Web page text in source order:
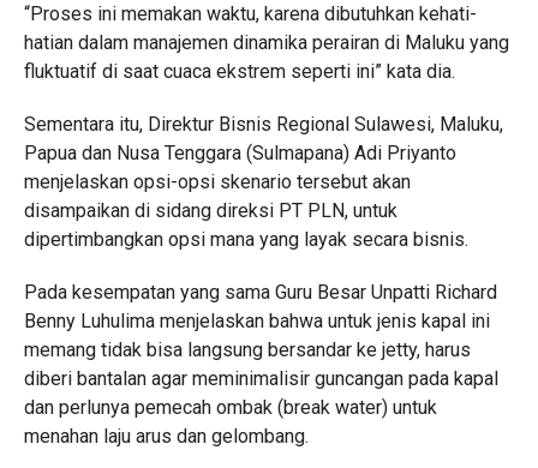
“Proses ini memakan waktu, karena dibutuhkan kehati-
hatian dalam manajemen dinamika perairan di Maluku yang
fluktuatif di saat cuaca ekstrem seperti ini” kata dia.
Sementara itu, Direktur Bisnis Regional Sulawesi, Maluku,
Papua dan Nusa Tenggara (Sulmapana) Adi Priyanto
menjelaskan opsi-opsi skenario tersebut akan
disampaikan di sidang direksi PT PLN, untuk
dipertimbangkan opsi mana yang layak secara bisnis.
Pada kesempatan yang sama Guru Besar Unpatti Richard
Benny Luhulima menjelaskan bahwa untuk jenis kapal ini
memang tidak bisa langsung bersandar ke jetty, harus
diberi bantalan agar meminimalisir guncangan pada kapal
dan perlunya pemecah ombak (break water) untuk
menahan laju arus dan gelombang.